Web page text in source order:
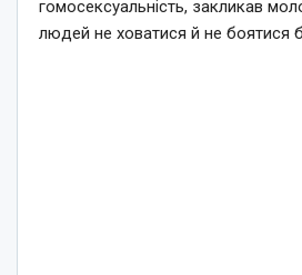
гомосексуальність, закликав
людей не ховатися й не боятися